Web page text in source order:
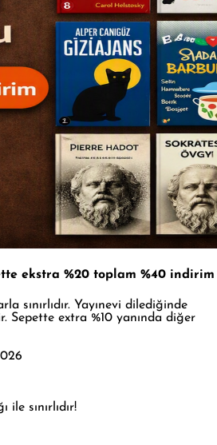
ekstra %20 toplam %40 indirim
sınırlıdır. Yayınevi dilediğinde
Sepette extra %10 yanında diğer
sınırlıdır!